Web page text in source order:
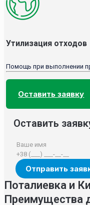
Утилизация отходов
Помощь при выполнении
Оставить заявку
Оставить
Поталиевка и
Преимущества